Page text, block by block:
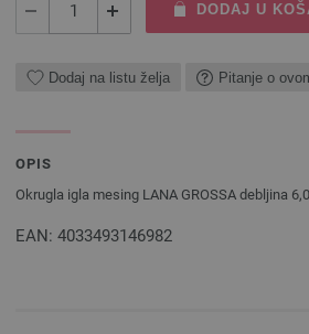
DODAJ U
Dodaj na listu želja Pitanje o
OPIS
Okrugla igla mesing LANA GROSSA debljina
EAN: 4033493146982